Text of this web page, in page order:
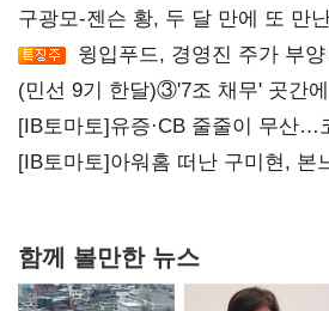
구광모-젠슨 황, 두 달 만에 또 만
윙입푸드, 경영진 주가 부
(민선 9기 한달)③'7조 채무' 곳간
20년만에 '비상재정' 선언 승부수
[IB토마토]유증·CB 줄줄이 무산…
상폐 압박
[IB토마토]아워홈 떠난 구미현, 본
함께 볼만한 뉴스